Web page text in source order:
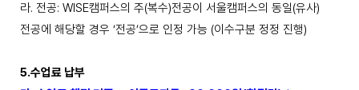
라. 전공: WISE캠퍼스의 주(복수)전공이 서울캠퍼스의 동일(유사)
전공에 해당할 경우 ‘전공’으로 인정 가능 (이수구분 정정 진행)
5.수업료 납부